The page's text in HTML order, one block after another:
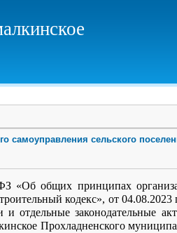
самоуправления сельского
общих принципах
кодекс», от
отдельные законодательные
Прохладненского